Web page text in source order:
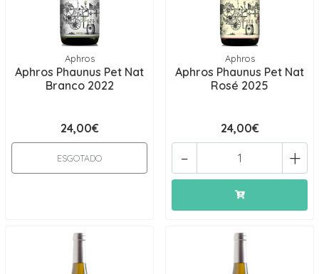
Aphros
Aphros Phaunus Pet Nat
Branco 2022
24,00€
ESGOTADO
Aphros
Aphros Phaunus Pet Nat
Rosé 2025
24,00€
+
-